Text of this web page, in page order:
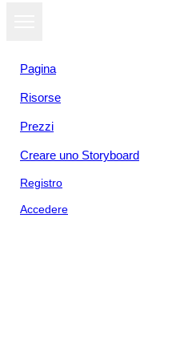
Pagina
Risorse
Prezzi
Creare uno Storyboard
Registro
Accedere